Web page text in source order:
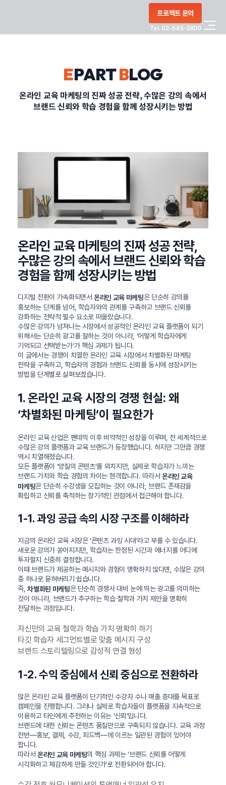
프로젝트 문의
Tel. 02-545-3800
PORTFOLIO
정부지원사업
EPARTBLOG
온라인 교육 마케팅의 진짜 성공 전략, 수많은 강의 속에서
브랜드 신뢰와 학습 경험을 함께 성장시키는 방법
온라인 교육 마케팅의 진짜 성공 전략,
수많은 강의 속에서 브랜드 신뢰와 학습
경험을 함께 성장시키는 방법
디지털 전환이 가속화되면서온라인 교육 마케팅은 단순히 강의를
홍보하는 단계를 넘어, 학습자와의 관계를 구축하고 브랜드 신뢰를
강화하는 전략적 필수 요소로 떠올랐습니다.
수많은 강의가 넘쳐나는 시장에서 성공적인 온라인 교육 플랫폼이 되기
위해서는 단순히 광고를 잘하는 것이 아니라, ‘어떻게 학습자에게
기억되고 선택받는가’가 핵심 과제가 됩니다.
이 글에서는 경쟁이 치열한 온라인 교육 시장에서 차별화된 마케팅
전략을 구축하고, 학습자의 경험과 브랜드 신뢰를 동시에 성장시키는
방법을 단계별로 살펴보겠습니다.
1. 온라인 교육 시장의 경쟁 현실: 왜
‘차별화된 마케팅’이 필요한가
온라인 교육 산업은 팬데믹 이후 비약적인 성장을 이루며, 전 세계적으로
수많은 강의 플랫폼과 교육 브랜드가 등장했습니다. 하지만 그만큼 경쟁
역시 치열해졌습니다.
모든 플랫폼이 ‘양질의 콘텐츠’를 외치지만, 실제로 학습자가 느끼는
브랜드 가치와 학습 경험의 차이는 현격합니다. 따라서 온라인 교육
마케팅은 단순히 수강생을 모집하는 것이 아니라, 브랜드 존재감을
확립하고 신뢰를 축적하는 장기적인 관점에서 접근해야 합니다.
1-1. 과잉 공급 속의 시장 구조를 이해하라
지금의 온라인 교육 시장은 ‘콘텐츠 과잉 시대’라고 부를 수 있습니다.
새로운 강의가 쏟아지지만, 학습자는 한정된 시간과 에너지를 어디에
투자할지 신중히 결정합니다.
이때 브랜드가 제공하는 메시지와 경험이 명확하지 않다면, 수많은 강의
중 하나로 묻혀버리기 쉽습니다.
즉,차별화된 마케팅은 단순히 경쟁사 대비 눈에 띄는 광고를 의미하는
것이 아니라, 브랜드가 추구하는 학습 철학과 가치 제안을 명확히
전달하는 과정입니다.
자신만의 교육 철학과 학습 가치 명확히 하기
타깃 학습자 세그먼트별로 맞춤 메시지 구성
브랜드 스토리텔링으로 감성적 연결 형성
1-2. 수익 중심에서 신뢰 중심으로 전환하라
많은 온라인 교육 플랫폼이 단기적인 수강자 수나 매출 증대를 목표로
캠페인을 진행합니다. 그러나 실제로 학습자들이 플랫폼을 지속적으로
이용하고 타인에게 추천하는 이유는 ‘신뢰’입니다.
브랜드에 대한 신뢰는 콘텐츠 품질만으로 구축되지 않습니다. 교육 과정
전반—홍보, 결제, 수강, 피드백—에 이르는 일관된 경험이 있어야
합니다.
따라서 온라인 교육 마케팅의 핵심 과제는 ‘브랜드 신뢰를 어떻게
시각화하고 체감하게 만들 것인가’로 전환되어야 합니다.